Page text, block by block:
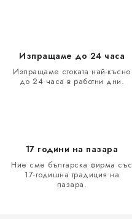
м
а
Изпращаме до 24 часа
Изпращаме стоката най-късно
до 24 часа в работни дни.
17 години на пазара
Ние сме българска фирма със
17-годишна традиция на
пазара.